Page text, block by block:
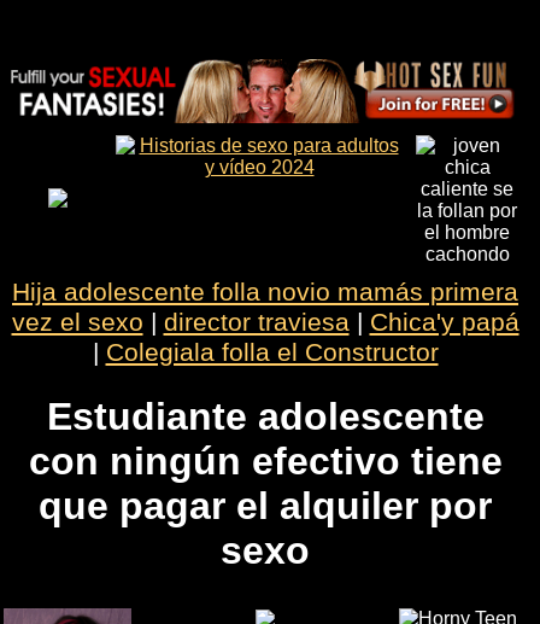
Hija adolescente folla novio mamás primera
vez el sexo | director traviesa| Chica'y papá
| Colegiala folla el Constructor
Estudiante adolescente
con ningún efectivo tiene
que pagar el alquiler por
sexo